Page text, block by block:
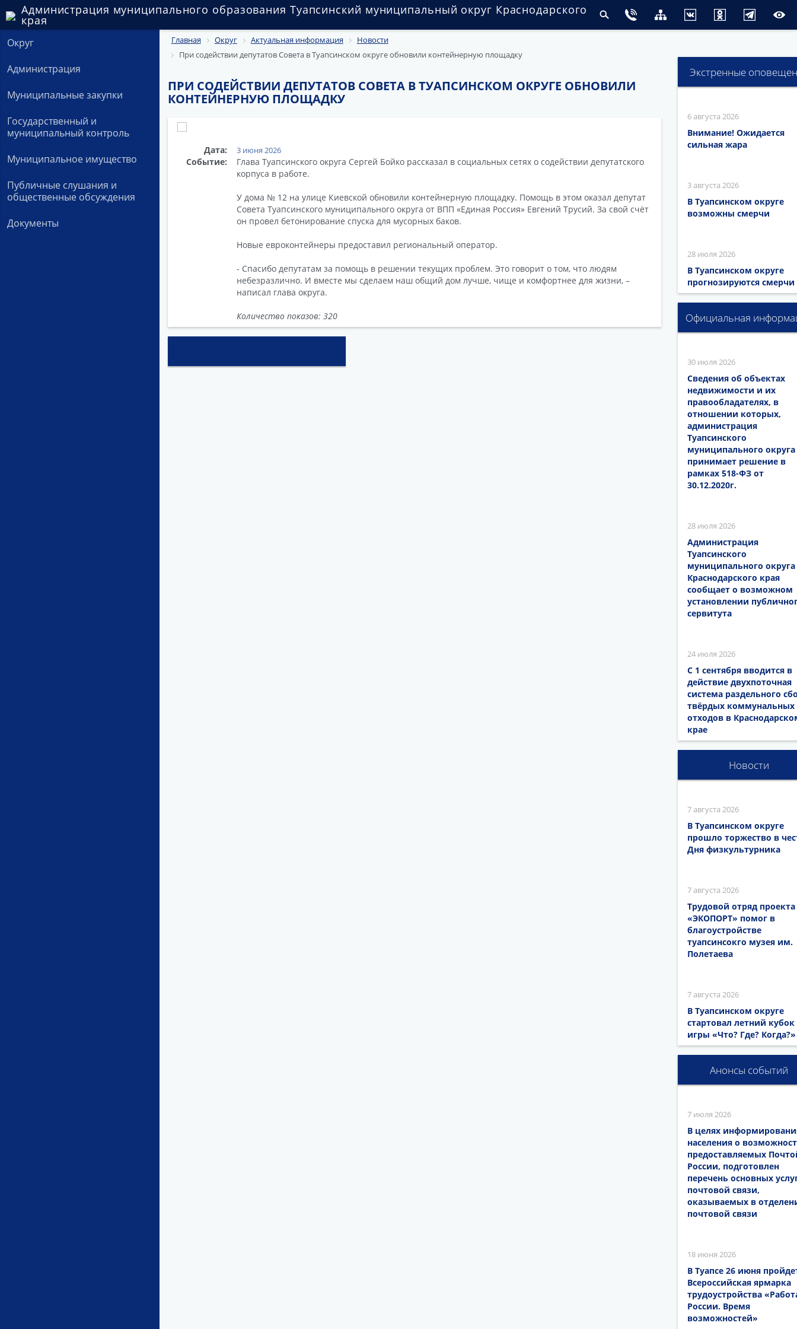
Администрация муниципального образования Туапсинский муниципальный округ Краснодарского
края
Округ
Администрация
Муниципальные закупки
Государственный и
муниципальный контроль
Муниципальное имущество
Публичные слушания и
общественные обсуждения
Документы
Главная Округ Актуальная информация
Новости
При содействии депутатов Совета в Туапсинском округе обновили контейнерную площадку
ПРИ СОДЕЙСТВИИ ДЕПУТАТОВ СОВЕТА В ТУАПСИНСКОМ ОКРУГЕ ОБНОВИЛИ
КОНТЕЙНЕРНУЮ ПЛОЩАДКУ
Дата: 3 июня 2026
Событие:
Глава Туапсинского округа Сергей Бойко рассказал в социальных сетях о содействии депутатского
корпуса в работе.
У дома № 12 на улице Киевской обновили контейнерную площадку. Помощь в этом оказал депутат
Совета Туапсинского муниципального округа от ВПП «Единая Россия» Евгений Трусий. За свой счёт
он провел бетонирование спуска для мусорных баков.
Новые евроконтейнеры предоставил региональный оператор.
- Спасибо депутатам за помощь в решении текущих проблем. Это говорит о том, что людям
небезразлично. И вместе мы сделаем наш общий дом лучше, чище и комфортнее для жизни, –
написал глава округа.
Количество показов: 320
Экстренные
6 августа 2026
Внимание! Ожидается
сильная жара
3 августа 2026
В Туапсинском округе
возможны смерчи
28 июля 2026
В Туапсинском округе
прогнозируются смерчи
Официальная
30 июля 2026
Сведения об объектах
недвижимости и их
правообладателях, в
отношении которых,
администрация
Туапсинского
муниципального округа
принимает решение в
рамках 518-ФЗ от
30.12.2020г.
28 июля 2026
Администрация
Туапсинского
муниципального округа
Краснодарского края
сообщает о возможном
установлении
сервитута
24 июля 2026
С 1 сентября вводится в
действие двухпоточная
система раздельного
твёрдых коммунальных
отходов в
крае
Новости
7 августа 2026
В Туапсинском округе
прошло торжество в
Дня физкультурника
7 августа 2026
Трудовой отряд проекта
«ЭКОПОРТ» помог в
благоустройстве
туапсинсокго музея им.
Полетаева
7 августа 2026
В Туапсинском округе
стартовал летний кубок
игры «Что? Где? Когда?»
Анонсы событий
7 июля 2026
В целях
населения о
предоставляемых
России, подготовлен
перечень основных
почтовой связи,
оказываемых в
почтовой связи
18 июня 2026
В Туапсе 26 июня
Всероссийская ярмарка
трудоустройства
России. Время
возможностей»